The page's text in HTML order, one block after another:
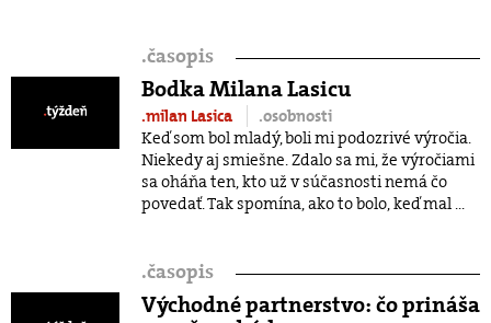
.časopis
Bodka Milana Lasicu
.milan Lasica
.osobnosti
Keď som bol mladý, boli mi podozrivé výročia.
Niekedy aj smiešne. Zdalo sa mi, že výročiami
sa oháňa ten, kto už v súčasnosti nemá čo
povedať. Tak spomína, ako to bolo, keď mal ...
.časopis
Východné partnerstvo: čo prináša